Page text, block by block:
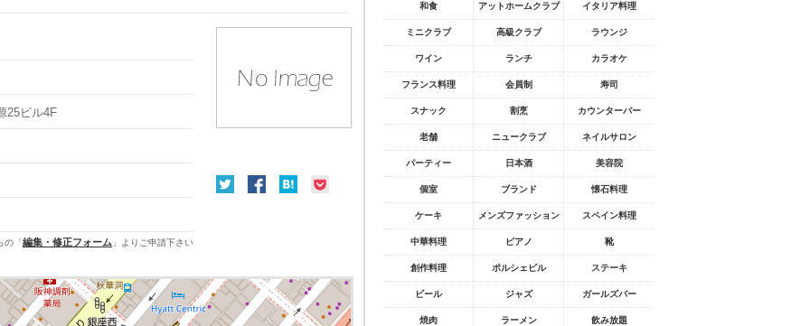
25ビル4F
の「編集・修正フォーム 」よりご申請下さい
和食 アットホームクラブ イタリア料理
ミニクラブ 高級クラブ ラウンジ
ワイン ランチ カラオケ
フランス料理 会員制 寿司
スナック 割烹 カウンターバー
老舗 ニュークラブ ネイルサロン
パーティー 日本酒 美容院
個室 ブランド 懐石料理
ケーキ メンズファッション スペイン料理
中華料理 ピアノ 靴
創作料理 ポルシェビル ステーキ
ビール ジャズ ガールズバー
焼肉 ラーメン 飲み放題